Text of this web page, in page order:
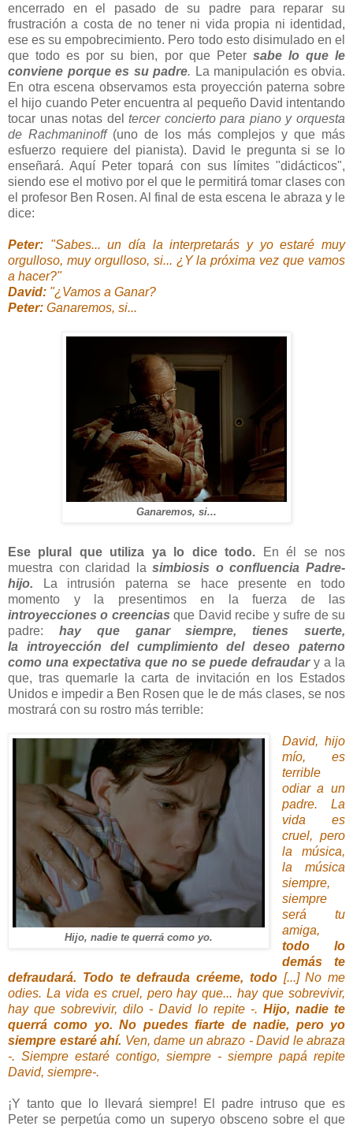
encerrado en el pasado de su padre para reparar su
frustración a costa de no tener ni vida propia ni identidad,
ese es su empobrecimiento. Pero todo esto disimulado en el
que todo es por su bien, por que Peter sabe lo que le
conviene porque es su padre. La manipulación es obvia.
En otra escena observamos esta proyección paterna sobre
el hijo cuando Peter encuentra al pequeño David intentando
tocar unas notas deltercer concierto para piano y orquesta
de Rachmaninoff(uno de los más complejos y que más
esfuerzo requiere del pianista). David le pregunta si se lo
enseñará. Aquí Peter topará con sus límites "didácticos",
siendo ese el motivo por el que le permitirá tomar clases con
el profesor Ben Rosen. Al final de esta escena le abraza y le
dice:
Peter: "Sabes... un día la interpretarás y yo estaré muy
orgulloso, muy orgulloso, si... ¿Y la próxima vez que vamos
a hacer?"
David: "¿Vamos a Ganar?
Peter: Ganaremos, si...
Ganaremos, si...
Ese plural que utiliza ya lo dice todo. En él se nos
muestra con claridad lasimbiosis o confluencia Padre-
hijo. La intrusión paterna se hace presente en todo
momento y la presentimos en la fuerza de las
introyecciones o creenciasque David recibe y sufre de su
padre: hay que ganar siempre, tienes suerte,
la introyección del cumplimiento del deseo paterno
como una expectativa que no se puede defraudary a la
que, tras quemarle la carta de invitación en los Estados
Unidos e impedir a Ben Rosen que le de más clases, se nos
mostrará con su rostro más terrible:
Hijo, nadie te querrá como yo.
David, hijo
mío, es
terrible
odiar a un
padre. La
vida es
cruel, pero
la música,
la música
siempre,
siempre
será tu
amiga,
todo lo
demás te
defraudará. Todo te defrauda créeme, todo [...] No me
odies. La vida es cruel, pero hay que... hay que sobrevivir,
hay que sobrevivir, dilo - David lo repite -. Hijo, nadie te
querrá como yo. No puedes fiarte de nadie, pero yo
siempre estaré ahí. Ven, dame un abrazo - David le abraza
-. Siempre estaré contigo, siempre - siempre papá repite
David, siempre-.
¡Y tanto que lo llevará siempre! El padre intruso que es
Peter se perpetúa como un superyo obsceno sobre el que